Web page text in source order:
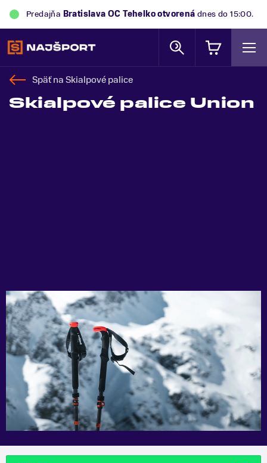
Predajňa Bratislava OC Tehelkootvorená dnes do 15:00.
Späť naSkialpové palice
Skialpové palice Union